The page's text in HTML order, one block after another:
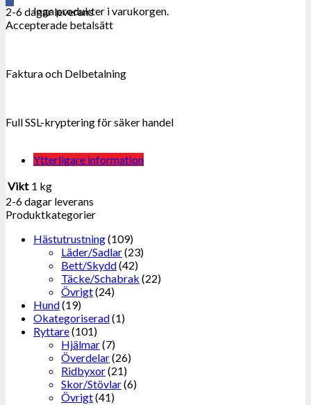
Inga produkter i varukorgen.
2-6 dagar leverans
Accepterade betalsätt
Faktura och Delbetalning
Full SSL-kryptering för säker handel
Ytterligare information
Vikt 1 kg
2-6 dagar leverans
Produktkategorier
Hästutrustning(109)
Läder/Sadlar(23)
Bett/Skydd(42)
Täcke/Schabrak (22)
Övrigt(24)
Hund(19)
Okategoriserad(1)
Ryttare(101)
Hjälmar(7)
Överdelar(26)
Ridbyxor(21)
Skor/Stövlar(6)
Övrigt(41)